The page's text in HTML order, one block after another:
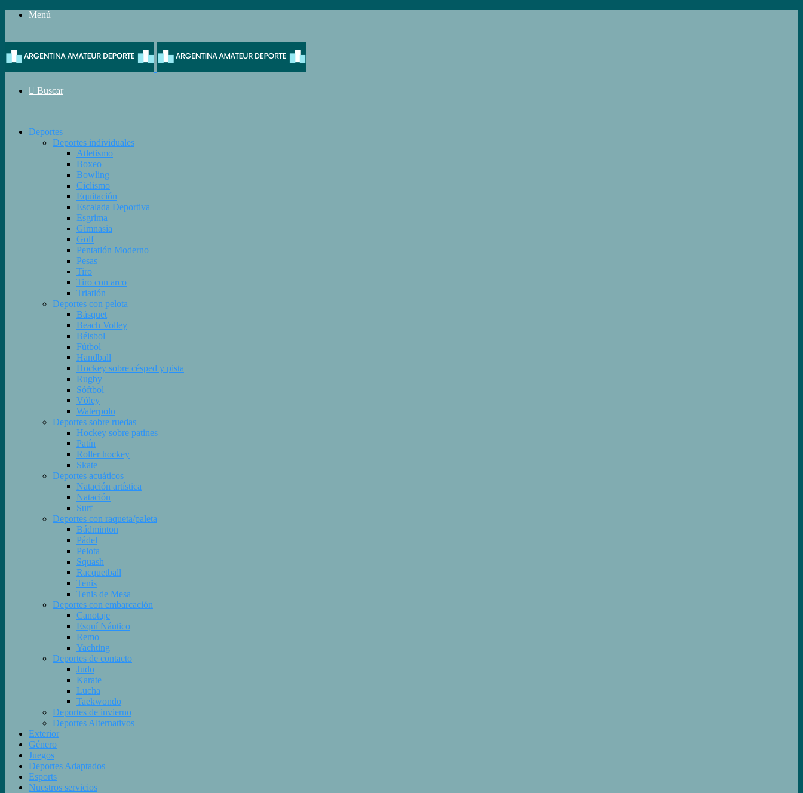
Menú
Buscar
Deportes
Deportes individuales
Atletismo
Boxeo
Bowling
Ciclismo
Equitación
Escalada Deportiva
Esgrima
Gimnasia
Golf
Pentatlón Moderno
Pesas
Tiro
Tiro con arco
Triatlón
Deportes con pelota
Básquet
Beach Volley
Béisbol
Fútbol
Handball
Hockey sobre césped y pista
Rugby
Sóftbol
Vóley
Waterpolo
Deportes sobre ruedas
Hockey sobre patines
Patín
Roller hockey
Skate
Deportes acuáticos
Natación artística
Natación
Surf
Deportes con raqueta/paleta
Bádminton
Pádel
Pelota
Squash
Racquetball
Tenis
Tenis de Mesa
Deportes con embarcación
Canotaje
Esquí Náutico
Remo
Yachting
Deportes de contacto
Judo
Karate
Lucha
Taekwondo
Deportes de invierno
Deportes Alternativos
Exterior
Género
Juegos
Deportes Adaptados
Esports
Nuestros servicios